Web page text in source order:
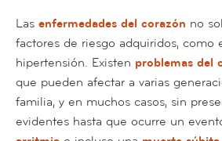
Las enfermedades del corazón no
factores de riesgo adquiridos, como
hipertensión. Existen problemas del
que pueden afectar a varias
familia, y en muchos casos, sin
evidentes hasta que ocurre un